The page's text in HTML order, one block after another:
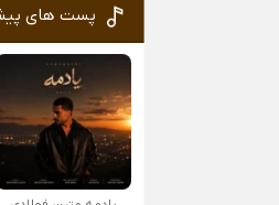
پست های